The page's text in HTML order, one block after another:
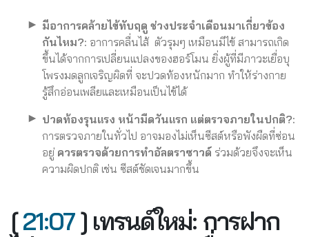
มีอาการคล้ายไข้ทับฤดู ช่วงประจำเดือนมาเกี่ยวข้อง
กันไหม?: อาการคลื่นไส้ ตัวรุมๆ เหมือนมีไข้ สามารถเกิด
ขึ้นได้จากการเปลี่ยนแปลงของฮอร์โมน ยิ่งผู้ที่มีภาวะเยื่อบุ
โพรงมดลูกเจริญผิดที่ จะปวดท้องหนักมาก ทำให้ร่างกาย
รู้สึกอ่อนเพลียและเหมือนเป็นไข้ได้
ปวดท้องรุนแรง หน้ามืดวันแรก แต่ตรวจภายในปกติ?:
การตรวจภายในทั่วไป อาจมองไม่เห็นซีสต์หรือพังผืดที่ซ่อน
อยู่ ควรตรวจด้วยการทำอัลตราซาวด์ ร่วมด้วยจึงจะเห็น
ความผิดปกติ เช่น ซีสต์ชัดเจนมากขึ้น
[21:07] เทรนด์ใหม่: การฝาก